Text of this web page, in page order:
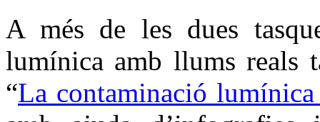
A més de les dues
lumínica amb llums reals
“La contaminació lumínica